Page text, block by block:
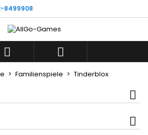
8499908
 
Familienspiele Tinderblox
×
add_circle_outline
Neue Liste anlegen
×
×
sein, um Artikel Ihrer
zu können.